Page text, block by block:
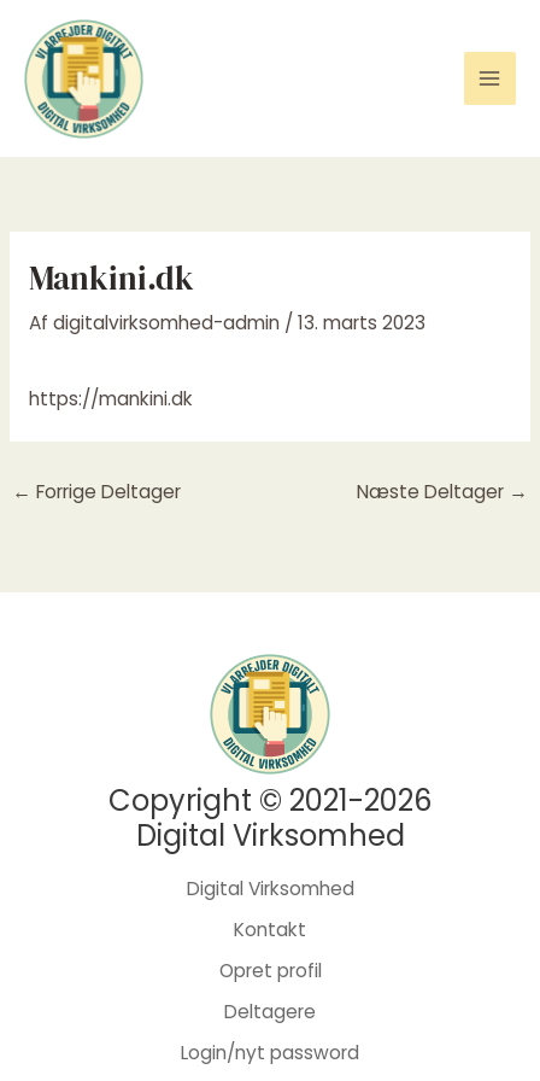
indholdet
Mankini.dk
Af digitalvirksomhed-admin / 13. marts 2023
https://mankini.dk
← Forrige Deltager Næste Deltager →
Copyright © 2021-2026
Digital Virksomhed
Digital Virksomhed
Kontakt
Opret profil
Deltagere
Login/nyt password